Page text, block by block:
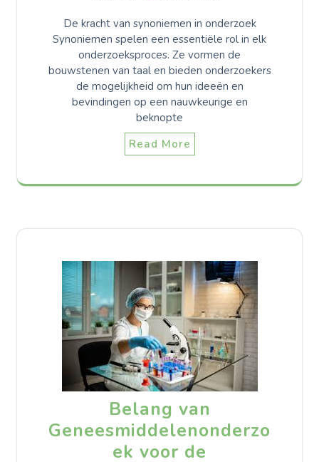
De kracht van synoniemen in onderzoek
Synoniemen spelen een essentiële rol in elk
onderzoeksproces. Ze vormen de
bouwstenen van taal en bieden onderzoekers
de mogelijkheid om hun ideeën en
bevindingen op een nauwkeurige en
beknopte
Read More
Belang van
Geneesmiddelenonderzo
ek voor de